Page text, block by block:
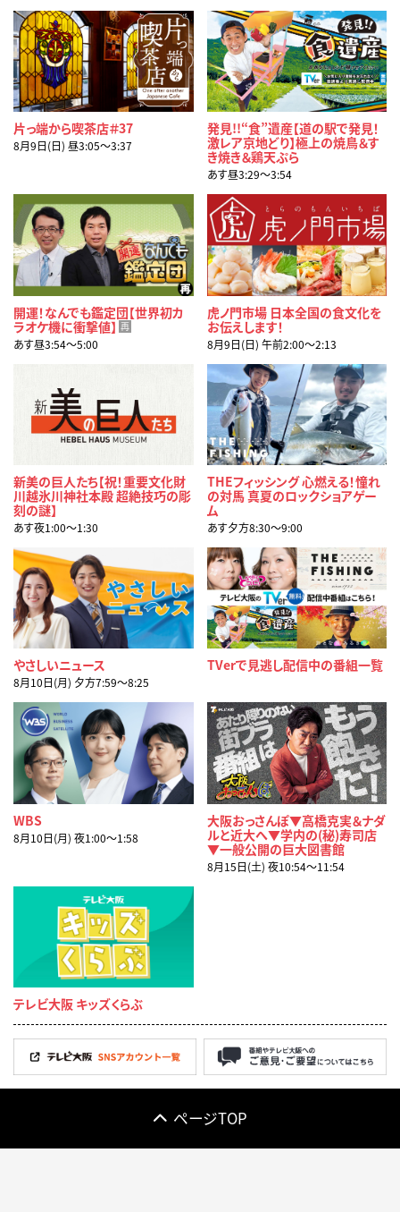
片っ端から喫茶店＃37
8月9日(日) 昼3:05〜3:37
発見!!“食”遺産【道の駅で発見！
激レア京地どり】極上の焼鳥＆す
き焼き＆鶏天ぷら
あす昼3:29〜3:54
開運！なんでも鑑定団【世界初カ
ラオケ機に衝撃値】 再
あす昼3:54〜5:00
虎ノ門市場 日本全国の食文化を
お伝えします！
8月9日(日) 午前2:00〜2:13
新美の巨人たち【祝！重要文化財
川越氷川神社本殿 超絶技巧の彫
刻の謎】
あす夜1:00〜1:30
THEフィッシング 心燃える！憧れ
の対馬 真夏のロックショアゲー
ム
あす夕方8:30〜9:00
やさしいニュース
8月10日(月) 夕方7:59〜8:25
TVerで見逃し配信中の番組一覧
WBS
8月10日(月) 夜1:00〜1:58
大阪おっさんぽ▼高橋克実＆ナダ
ルと近大へ▼学内の(秘)寿司店
▼一般公開の巨大図書館
8月15日(土) 夜10:54〜11:54
テレビ大阪 キッズくらぶ
ページTOP